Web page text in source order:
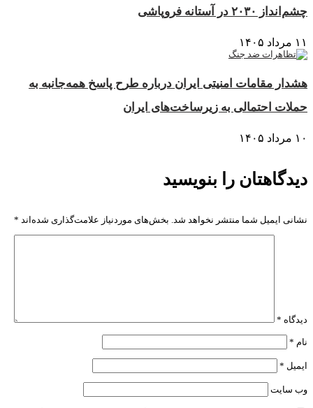
چشم‌انداز ۲۰۳۰ در آستانه فروپاشی
۱۱ مرداد ۱۴۰۵
هشدار مقامات امنیتی ایران درباره طرح پاسخ همه‌جانبه به
حملات احتمالی به زیرساخت‌های ایران
۱۰ مرداد ۱۴۰۵
دیدگاهتان را بنویسید
نشانی ایمیل شما منتشر نخواهد شد. بخش‌های موردنیاز علامت‌گذاری شده‌اند *
دیدگاه *
نام *
ایمیل *
وب‌ سایت